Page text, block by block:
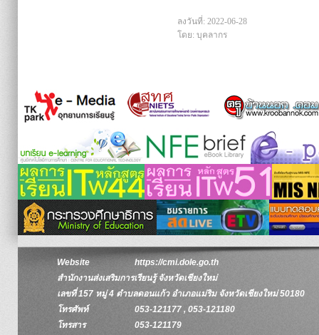
ลงวันที่: 2022-06-28
โดย: บุคลากร
Website
https://cmi.dole.go.th
สำนักงานส่งเสริมการเรียนรู้ จังหวัดเชียงใหม่
เลขที่ 157 หมู่ 4 ตำบลดอนแก้ว อำเภอแม่ริม จังหวัดเชียงใหม่ 50180
โทรศัพท์
053-121177 , 053-121180
โทรสาร
053-121179